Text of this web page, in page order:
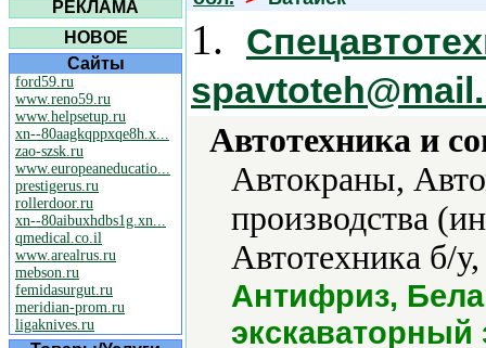
РЕКЛАМА
НОВОЕ
Сайты
ford59.ru
www.reno59.ru
www.helpsetup.ru
xn--80aagkqppxqe8h.x...
zao-szsk.ru
www.europeaneducatio...
prestigerus.ru
rollerdoor.ru
xn--80aibuxhdbs1g.xn...
qmedical.co.il
www.arealrus.ru
mebson.ru
femidasurgut.ru
meridian-prom.ru
ligaknives.ru
1.
Автотехника и
Автокраны,
производства
Автотехника б/
Антифриз,
экскаваторный